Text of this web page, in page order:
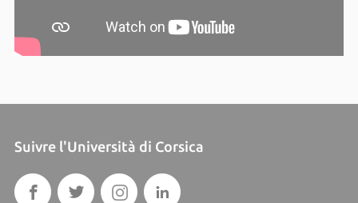
Suivre l'Università di Corsica